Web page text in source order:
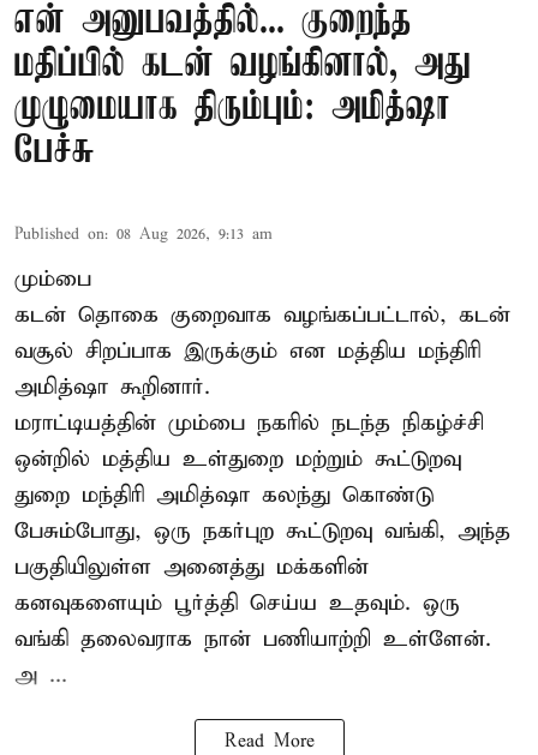
என் அனுபவத்தில்... குறைந்த
மதிப்பில் கடன் வழங்கினால், அது
முழுமையாக திரும்பும்: அமித்ஷா
பேச்சு
Published on: 08 Aug 2026, 9:13 am
மும்பை
கடன் தொகை குறைவாக வழங்கப்பட்டால், கடன்
வசூல் சிறப்பாக இருக்கும் என மத்திய மந்திரி
அமித்ஷா கூறினார்.
மராட்டியத்தின் மும்பை நகரில் நடந்த நிகழ்ச்சி
ஒன்றில் மத்திய உள்துறை மற்றும் கூட்டுறவு
துறை மந்திரி அமித்ஷா கலந்து கொண்டு
பேசும்போது, ஒரு நகர்புற கூட்டுறவு வங்கி, அந்த
பகுதியிலுள்ள அனைத்து மக்களின்
கனவுகளையும் பூர்த்தி செய்ய உதவும். ஒரு
வங்கி தலைவராக நான் பணியாற்றி உள்ளேன்.
அ ...
Read More